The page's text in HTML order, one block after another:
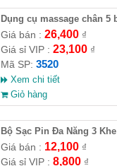
Dụng cụ massage chân 5
Giá bán : 26,400₫
Giá sỉ VIP : 23,100₫
Mã SP: 3520
Xem chi tiết
Giỏ hàng
Bộ Sạc Pin Đa Năng 3
Giá bán : 12,100₫
Giá sỉ VIP : 8,800₫